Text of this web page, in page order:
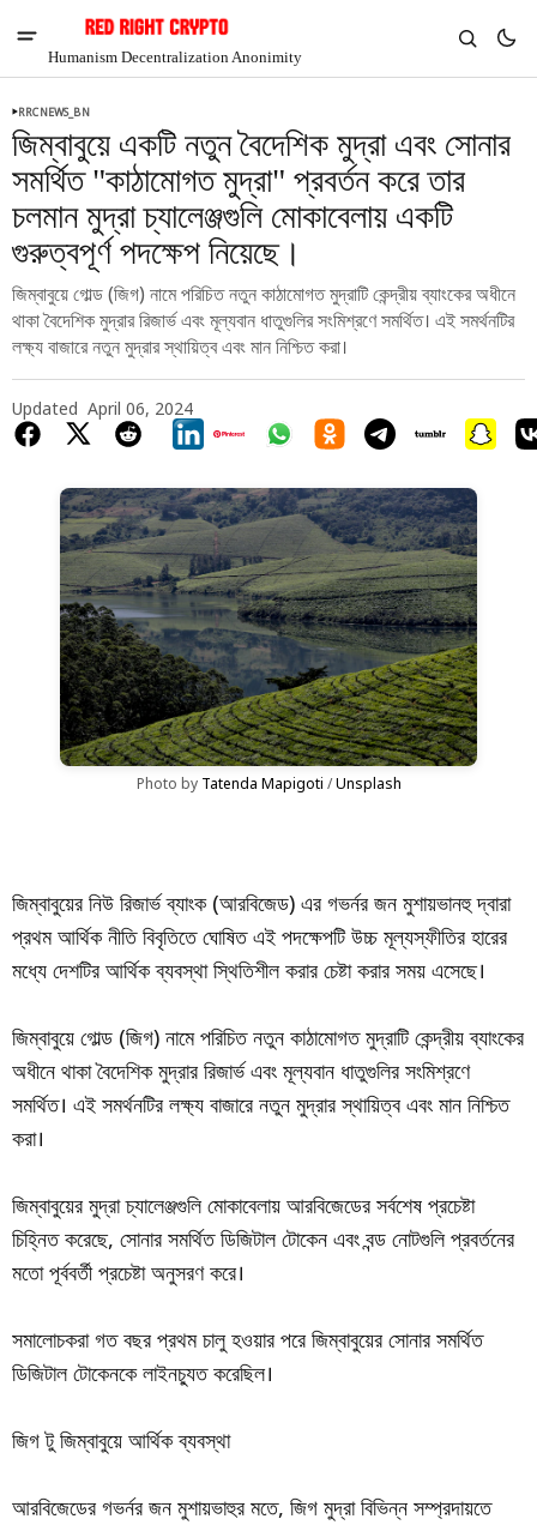
Humanism Decentralization Anonimity
Chia
$1.36
-4.08%
RRCNEWS_BN
জিম্বাবুয়ে একটি নতুন বৈদেশিক মুদ্রা এবং সোনার
সমর্থিত "কাঠামোগত মুদ্রা" প্রবর্তন করে তার
চলমান মুদ্রা চ্যালেঞ্জগুলি মোকাবেলায় একটি
গুরুত্বপূর্ণ পদক্ষেপ নিয়েছে।
জিম্বাবুয়ে গোল্ড (জিগ) নামে পরিচিত নতুন কাঠামোগত মুদ্রাটি কেন্দ্রীয় ব্যাংকের অধীনে
থাকা বৈদেশিক মুদ্রার রিজার্ভ এবং মূল্যবান ধাতুগুলির সংমিশ্রণে সমর্থিত। এই সমর্থনটির
লক্ষ্য বাজারে নতুন মুদ্রার স্থায়িত্ব এবং মান নিশ্চিত করা।
Updated April 06, 2024
Photo by Tatenda Mapigoti / Unsplash
জিম্বাবুয়ের নিউ রিজার্ভ ব্যাংক (আরবিজেড) এর গভর্নর জন মুশায়ভানহু দ্বারা
প্রথম আর্থিক নীতি বিবৃতিতে ঘোষিত এই পদক্ষেপটি উচ্চ মূল্যস্ফীতির হারের
মধ্যে দেশটির আর্থিক ব্যবস্থা স্থিতিশীল করার চেষ্টা করার সময় এসেছে।
জিম্বাবুয়ে গোল্ড (জিগ) নামে পরিচিত নতুন কাঠামোগত মুদ্রাটি কেন্দ্রীয় ব্যাংকের
অধীনে থাকা বৈদেশিক মুদ্রার রিজার্ভ এবং মূল্যবান ধাতুগুলির সংমিশ্রণে
সমর্থিত। এই সমর্থনটির লক্ষ্য বাজারে নতুন মুদ্রার স্থায়িত্ব এবং মান নিশ্চিত
করা।
জিম্বাবুয়ের মুদ্রা চ্যালেঞ্জগুলি মোকাবেলায় আরবিজেডের সর্বশেষ প্রচেষ্টা
চিহ্নিত করেছে, সোনার সমর্থিত ডিজিটাল টোকেন এবং বন্ড নোটগুলি প্রবর্তনের
মতো পূর্ববর্তী প্রচেষ্টা অনুসরণ করে।
সমালোচকরা গত বছর প্রথম চালু হওয়ার পরে জিম্বাবুয়ের সোনার সমর্থিত
ডিজিটাল টোকেনকে লাইনচ্যুত করেছিল।
জিগ টু জিম্বাবুয়ে আর্থিক ব্যবস্থা
আরবিজেডের গভর্নর জন মুশায়ভাহুর মতে, জিগ মুদ্রা বিভিন্ন সম্প্রদায়তে